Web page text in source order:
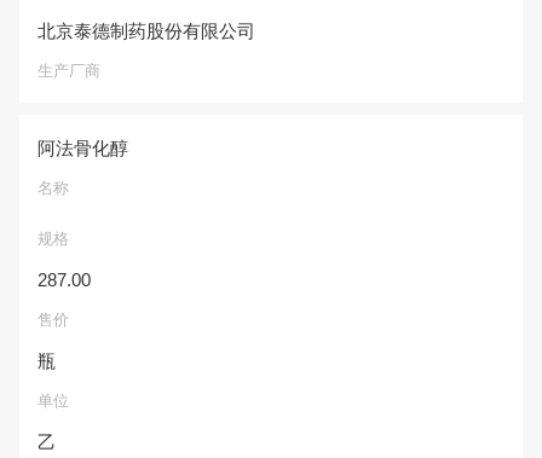
北京泰德制药股份有限公司
生产厂商
阿法骨化醇
名称
规格
287.00
售价
瓶
单位
乙